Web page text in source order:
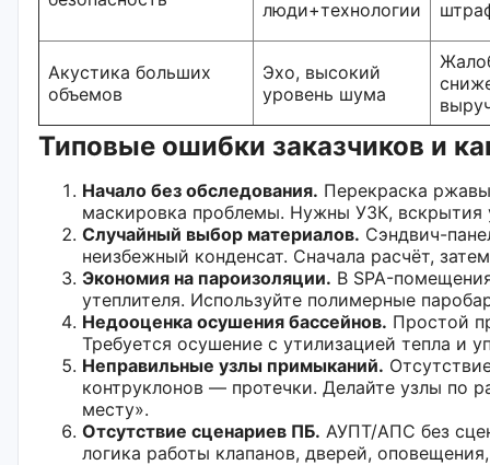
люди+технологии
Акустика больших
объемов
Эхо, высокий
уровень шума
Типовые ошибки заказчиков и
Начало без обследования. Перекраска
маскировка проблемы. Нужны УЗК, вскрытия
Случайный выбор материалов. Сэндвич-
неизбежный конденсат. Сначала расчёт,
Экономия на пароизоляции. В SPA-
утеплителя. Используйте полимерные
Недооценка осушения бассейнов. Простой
Требуется осушение с утилизацией тепла и
Неправильные узлы примыканий.
контруклонов — протечки. Делайте узлы по
месту».
Отсутствие сценариев ПБ. АУПТ/АПС без
логика работы клапанов, дверей,